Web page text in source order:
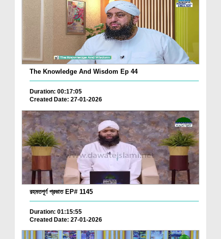
The Knowledge And Wisdom Ep 44
Duration: 00:17:05
Created Date: 27-01-2026
রহমতপূর্ণ প্রভাত EP# 1145
Duration: 01:15:55
Created Date: 27-01-2026